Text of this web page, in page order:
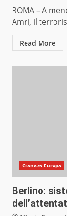
ROMA – A
Amri, il
Read More
Cronaca Europa
Berlino: